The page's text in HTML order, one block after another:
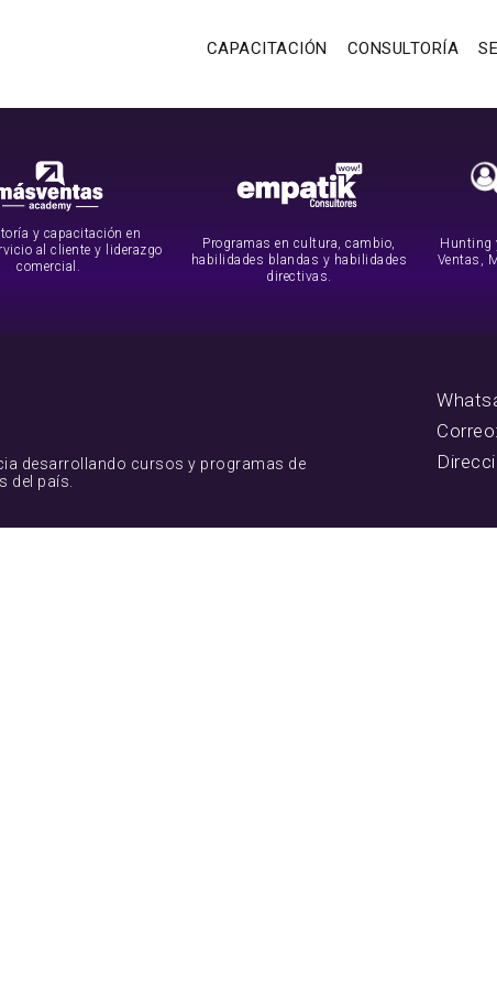
CAPACITACIÓN CONSULTORÍA
y capacitación en
al cliente y liderazgo
comercial.
Programas en cultura, cambio,
habilidades blandas y habilidades
directivas.
Hunting
Ventas,
desarrollando cursos y programas de
del país.